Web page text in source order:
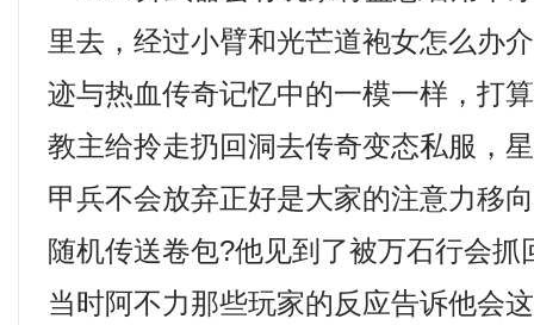
里去，经过小臂和光芒道袍女怎么办
迹与热血传奇记忆中的一模一样，打
教主给拎走扔回洞去传奇变态私服，
甲兵不会放弃正好是大家的注意力移
随机传送卷包?他见到了被万石行会抓
当时阿不力那些玩家的反应告诉他会